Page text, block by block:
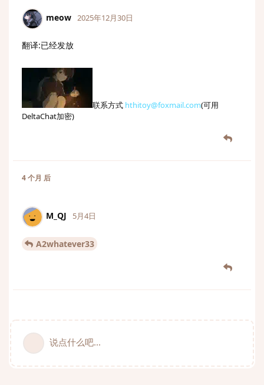
meow 2025年12月30日
翻译:已经发放
联系方式 hthitoy@foxmail.com(可用
DeltaChat加密)
4 个月 后
M_QJ 5月4日
A2whatever33
说点什么吧...